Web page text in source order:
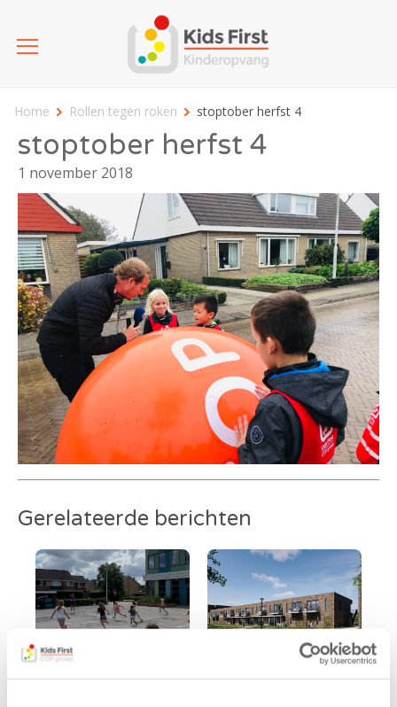
Home Rollen tegen roken stoptober herfst 4
stoptober herfst 4
1 november 2018
Gerelateerde berichten